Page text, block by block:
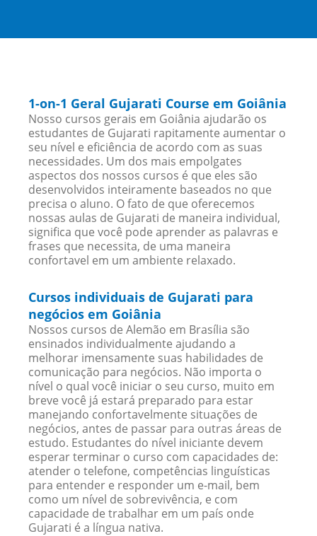
1-on-1 Geral Gujarati Course em Goiânia
Nosso cursos gerais em Goiânia ajudarão os
estudantes de Gujarati rapitamente aumentar o
seu nível e eficiência de acordo com as suas
necessidades. Um dos mais empolgates
aspectos dos nossos cursos é que eles são
desenvolvidos inteiramente baseados no que
precisa o aluno. O fato de que oferecemos
nossas aulas de Gujarati de maneira individual,
significa que você pode aprender as palavras e
frases que necessita, de uma maneira
confortavel em um ambiente relaxado.
Cursos individuais de Gujarati para
negócios em Goiânia
Nossos cursos de Alemão em Brasília são
ensinados individualmente ajudando a
melhorar imensamente suas habilidades de
comunicação para negócios. Não importa o
nível o qual você iniciar o seu curso, muito em
breve você já estará preparado para estar
manejando confortavelmente situações de
negócios, antes de passar para outras áreas de
estudo. Estudantes do nível iniciante devem
esperar terminar o curso com capacidades de:
atender o telefone, competências linguísticas
para entender e responder um e-mail, bem
como um nível de sobrevivência, e com
capacidade de trabalhar em um país onde
Gujarati é a língua nativa.